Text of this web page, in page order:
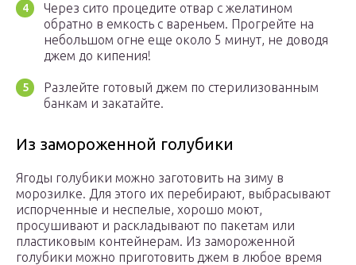
Через сито процедите отвар с желатином
обратно в емкость с вареньем. Прогрейте на
небольшом огне еще около 5 минут, не доводя
джем до кипения!
Разлейте готовый джем по стерилизованным
банкам и закатайте.
Из замороженной голубики
Ягоды голубики можно заготовить на зиму в
морозилке. Для этого их перебирают, выбрасывают
испорченные и неспелые, хорошо моют,
просушивают и раскладывают по пакетам или
пластиковым контейнерам. Из замороженной
голубики можно приготовить джем в любое время